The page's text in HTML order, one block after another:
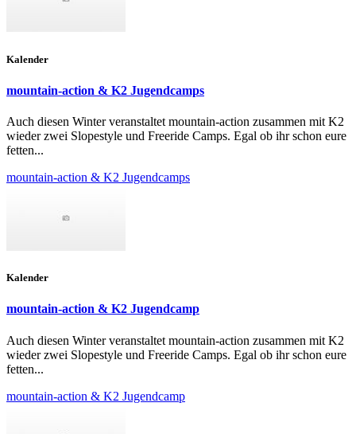
Kalender
mountain-action & K2 Jugendcamps
Auch diesen Winter veranstaltet mountain-action zusammen mit K2
wieder zwei Slopestyle und Freeride Camps. Egal ob ihr schon eure
fetten...
mountain-action & K2 Jugendcamps
Kalender
mountain-action & K2 Jugendcamp
Auch diesen Winter veranstaltet mountain-action zusammen mit K2
wieder zwei Slopestyle und Freeride Camps. Egal ob ihr schon eure
fetten...
mountain-action & K2 Jugendcamp